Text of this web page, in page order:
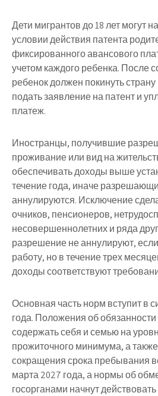
Дети мигрантов до 18 лет могут
условии действия патента
фиксированного авансового
учетом каждого ребенка. После
ребенок должен покинуть
подать заявление на патент и
платеж.
Иностранцы, получившие
проживание или вид на
обеспечивать доходы выше
течение года, иначе
аннулируются. Исключение
очников, пенсионеров,
несовершеннолетних и ряда
разрешение не аннулируют,
работу, но в течение трех
доходы соответствуют
Основная часть норм вступит в
года. Положения об
содержать себя и семью на
прожиточного минимума, а
сокращения срока пребывания
марта 2027 года, а нормы об
госорганами начнут